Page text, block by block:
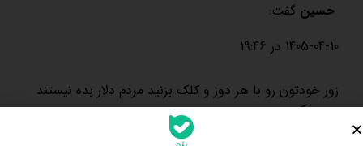
حسین گفت:
1405-04-10 در 19:46
زور خودتون رو با هر دوز و کلک بزنید مردم دلار بده نیستند
برید فکری
برای خودتان بکنید این خبرها شایسته یه عده بی سواد و کم